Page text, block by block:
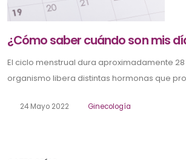
¿Cómo saber cuándo son mis
El ciclo menstrual dura aproximadamente
organismo libera distintas hormonas que
24 Mayo 2022 Ginecología